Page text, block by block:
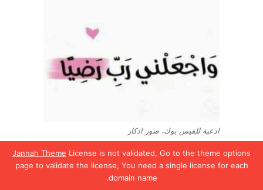
Jannah Theme License is not validated, Go to the theme options
page to validate the license, You need a single license for each
domain name.
ادعية للفيس بوك، صور اذكار